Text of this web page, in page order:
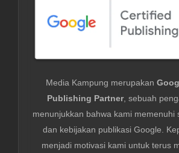
Media Kampung merupakan
Publishing Partner, sebuah
menunjukkan bahwa kami memenuhi
dan kebijakan publikasi Google.
menjadi motivasi kami untuk terus